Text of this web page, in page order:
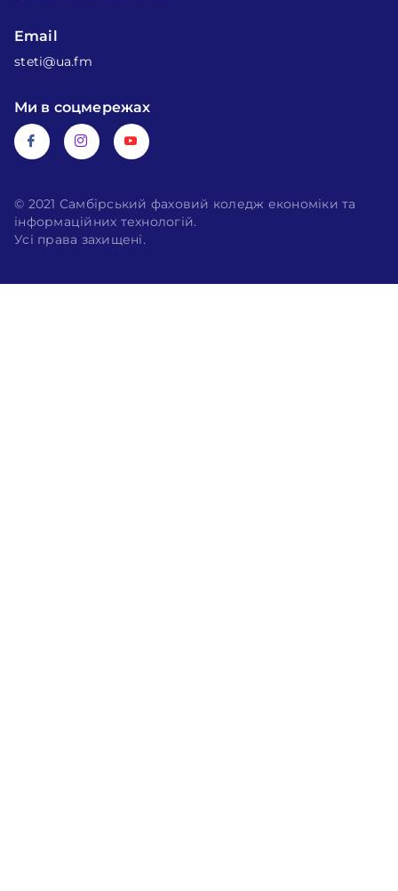
Email
steti@ua.fm
Ми в соцмережах
© 2021 Самбірський фаховий коледж економіки та
інформаційних технологій.
Усі права захищені.